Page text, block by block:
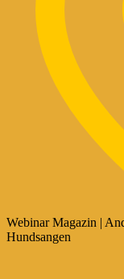
Webinar Magazin |
Hundsangen